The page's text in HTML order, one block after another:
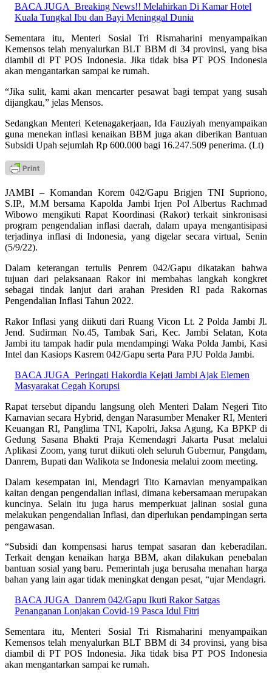
BACA JUGA Breaking News!! Melahirkan Di Kamar Hotel
Kuala Tungkal Ibu dan Bayi Meninggal Dunia
Sementara itu, Menteri Sosial Tri Rismaharini menyampaikan
Kemensos telah menyalurkan BLT BBM di 34 provinsi, yang bisa
diambil di PT POS Indonesia. Jika tidak bisa PT POS Indonesia
akan mengantarkan sampai ke rumah.
“Jika sulit, kami akan mencarter pesawat bagi tempat yang susah
dijangkau,” jelas Mensos.
Sedangkan Menteri Ketenagakerjaan, Ida Fauziyah menyampaikan
guna menekan inflasi kenaikan BBM juga akan diberikan Bantuan
Subsidi Upah sejumlah Rp 600.000 bagi 16.247.509 penerima. (Lt)
JAMBI – Komandan Korem 042/Gapu Brigjen TNI Supriono,
S.IP., M.M bersama Kapolda Jambi Irjen Pol Albertus Rachmad
Wibowo mengikuti Rapat Koordinasi (Rakor) terkait sinkronisasi
program pengendalian inflasi daerah, dalam upaya mengantisipasi
terjadinya inflasi di Indonesia, yang digelar secara virtual, Senin
(5/9/22).
Dalam keterangan tertulis Penrem 042/Gapu dikatakan bahwa
tujuan dari pelaksanaan Rakor ini membahas langkah kongkret
sebagai tindak lanjut dari arahan Presiden RI pada Rakornas
Pengendalian Inflasi Tahun 2022.
Rakor Inflasi yang diikuti dari Ruang Vicon Lt. 2 Polda Jambi Jl.
Jend. Sudirman No.45, Tambak Sari, Kec. Jambi Selatan, Kota
Jambi itu tampak hadir pula mendampingi Waka Polda Jambi, Kasi
Intel dan Kasiops Kasrem 042/Gapu serta Para PJU Polda Jambi.
BACA JUGA Peringati Hakordia Kejati Jambi Ajak Elemen
Masyarakat Cegah Korupsi
Rapat tersebut dipandu langsung oleh Menteri Dalam Negeri Tito
Karnavian secara Hybrid, dengan Narasumber Menaker RI, Menteri
Keuangan RI, Panglima TNI, Kapolri, Jaksa Agung, Ka BPKP di
Gedung Sasana Bhakti Praja Kemendagri Jakarta Pusat melalui
Aplikasi Zoom, yang turut diikuti oleh seluruh Gubernur, Pangdam,
Danrem, Bupati dan Walikota se Indonesia melalui zoom meeting.
Dalam kesempatan ini, Mendagri Tito Karnavian menyampaikan
kaitan dengan pengendalian inflasi, dimana kebersamaan merupakan
kuncinya. Selain itu juga harus memperkuat jalinan sosial guna
melakukan pengendalian Inflasi, dan diperlukan pendampingan serta
pengawasan.
“Subsidi dan kompensasi harus tempat sasaran dan keberadilan.
Terkait dengan kenaikan harga BBM, akan dilakukan penebalan
bantuan sosial yang baru. Pemerintah juga berusaha menahan harga
bahan yang lain agar tidak meningkat dengan pesat, “ujar Mendagri.
BACA JUGA Danrem 042/Gapu Ikuti Rakor Satgas
Penanganan Lonjakan Covid-19 Pasca Idul Fitri
Sementara itu, Menteri Sosial Tri Rismaharini menyampaikan
Kemensos telah menyalurkan BLT BBM di 34 provinsi, yang bisa
diambil di PT POS Indonesia. Jika tidak bisa PT POS Indonesia
akan mengantarkan sampai ke rumah.